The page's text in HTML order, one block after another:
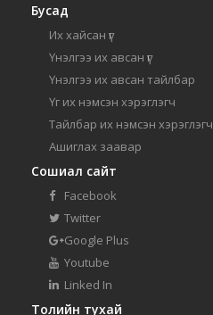
Бусад
Их хайсан үг
Үнэлгээ их авсан үг
Үнэлгээ их авсан тайлбар
Үг их нэмсэн хэрэглэгч
Тайлбар их нэмсэн хэрэглэгч
Ашиглах заавар
Сошиал сайт
Facebook
Twitter
Google Plus
Youtube
Linked In
Толийн тухай